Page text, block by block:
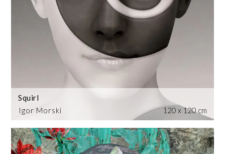
Igor Morski
Squirl
120 x 120 cm